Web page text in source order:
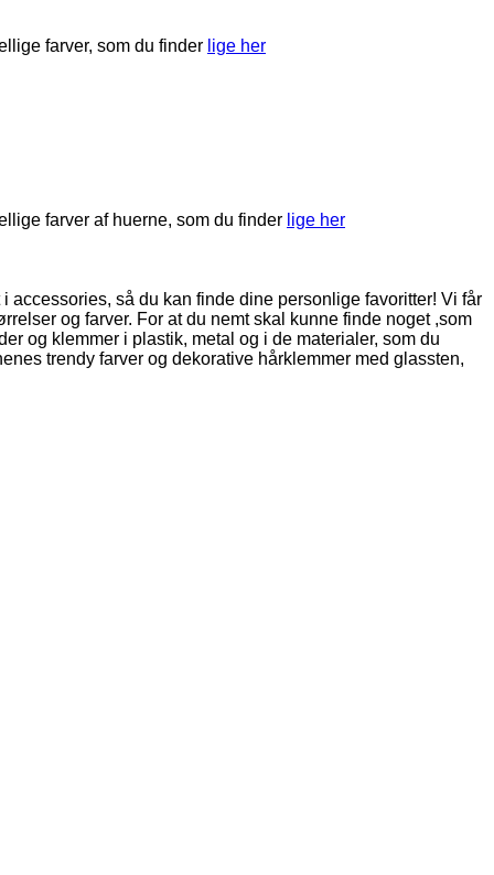
farver, som du finder lige her
farver af huerne, som du finder lige her
accessories, så du kan finde dine personlige favoritter! Vi får
og farver. For at du nemt skal kunne finde noget ,som
og klemmer i plastik, metal og i de materialer, som du
trendy farver og dekorative hårklemmer med glassten,